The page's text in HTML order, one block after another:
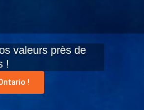
valeurs près de
!
!